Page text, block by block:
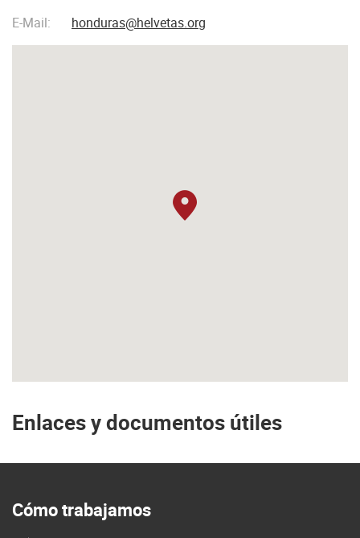
E-Mail:
honduras@helvetas.org
Enlaces y documentos útiles
Cómo trabajamos